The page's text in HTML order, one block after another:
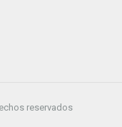
reservados